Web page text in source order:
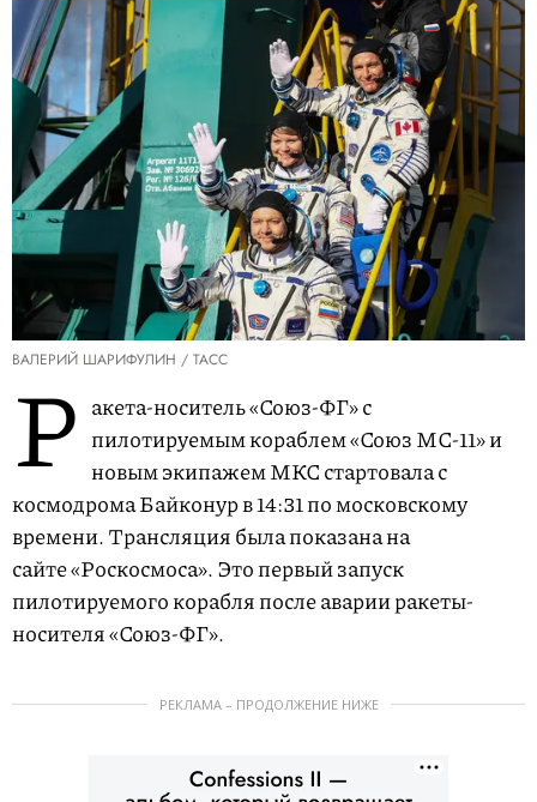
ВАЛЕРИЙ ШАРИФУЛИН / ТАСС
Р акета-носитель «Союз-ФГ» с
пилотируемым кораблем «Союз МС-11» и
новым экипажем МКС стартовала с
космодрома Байконур в 14:31 по московскому
времени. Трансляция была показана на
сайте «Роскосмоса». Это первый запуск
пилотируемого корабля после аварии ракеты-
носителя «Союз-ФГ».
РЕКЛАМА – ПРОДОЛЖЕНИЕ НИЖЕ